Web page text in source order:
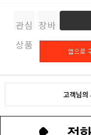
관심
상품
장바
구니
고객님의